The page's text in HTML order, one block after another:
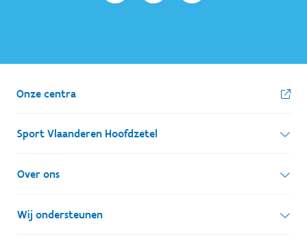
Onze centra
Sport Vlaanderen Hoofdzetel
Simon Bolivarlaan 17
1000 Brussel
Ondernemingsnummer: BE 0248.142.826
Over ons
Wie zijn we, wat doen we
Onze centra
Wij ondersteunen